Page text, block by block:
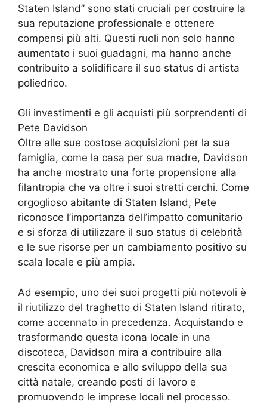
Staten Island” sono stati cruciali per costruire la
sua reputazione professionale e ottenere
compensi più alti. Questi ruoli non solo hanno
aumentato i suoi guadagni, ma hanno anche
contribuito a solidificare il suo status di artista
poliedrico.
Gli investimenti e gli acquisti più sorprendenti di
Pete Davidson
Oltre alle sue costose acquisizioni per la sua
famiglia, come la casa per sua madre, Davidson
ha anche mostrato una forte propensione alla
filantropia che va oltre i suoi stretti cerchi. Come
orgoglioso abitante di Staten Island, Pete
riconosce l’importanza dell’impatto comunitario
e si sforza di utilizzare il suo status di celebrità
e le sue risorse per un cambiamento positivo su
scala locale e più ampia.
Ad esempio, uno dei suoi progetti più notevoli è
il riutilizzo del traghetto di Staten Island ritirato,
come accennato in precedenza. Acquistando e
trasformando questa icona locale in una
discoteca, Davidson mira a contribuire alla
crescita economica e allo sviluppo della sua
città natale, creando posti di lavoro e
promuovendo le imprese locali nel processo.